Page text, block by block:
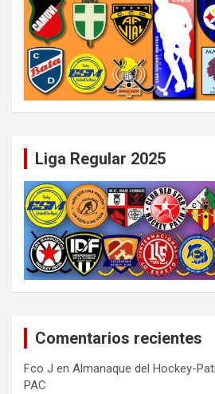
Liga Regular 2025
Comentarios recientes
Fco J en Almanaque del Hockey-
PAC